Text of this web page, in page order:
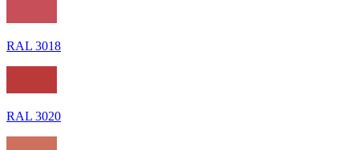
RAL 3018
RAL 3020